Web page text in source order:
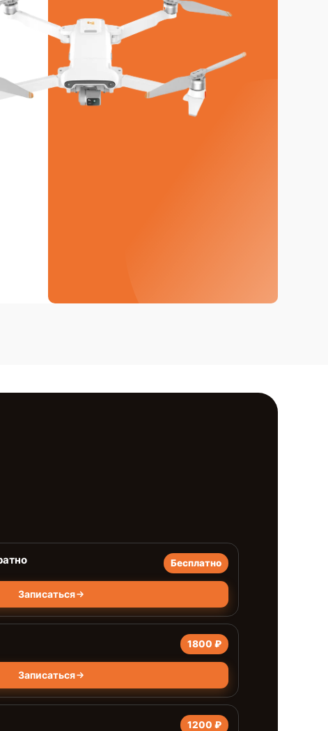
Бесплатно
Записаться
1800 ₽
Записаться
1200 ₽